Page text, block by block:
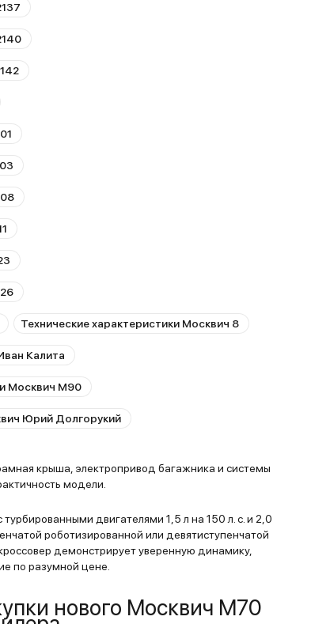
Технические характеристики Москвич 8
Калита
Москвич М90
Юрий Долгорукий
крыша, электропривод багажника и системы
модели.
двигателями 1,5 л на 150 л. с. и 2,0
роботизированной или девятиступенчатой
демонстрирует уверенную динамику,
по разумной цене.
нового Москвич М70